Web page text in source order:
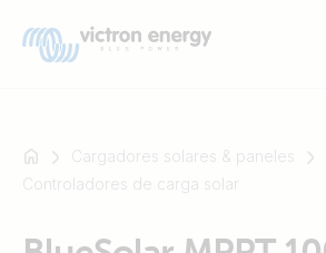
Cargadores solares & paneles
Controladores de carga solar